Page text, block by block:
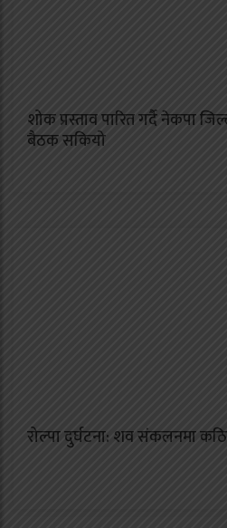
शोक प्रस्ताव पारित गर्दै नेकपा
बैठक सकियो
रोल्पा दुर्घटना: शव संकलनमा